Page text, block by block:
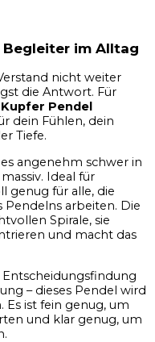
im Alltag
nicht weiter
die Antwort. Für
Kupfer Pendel
dein Fühlen, dein
Tiefe.
angenehm schwer in
Ideal für
genug für alle, die
arbeiten. Die
Spirale, sie
und macht das
– dieses Pendel wird
Es ist fein genug, um
und klar genug, um